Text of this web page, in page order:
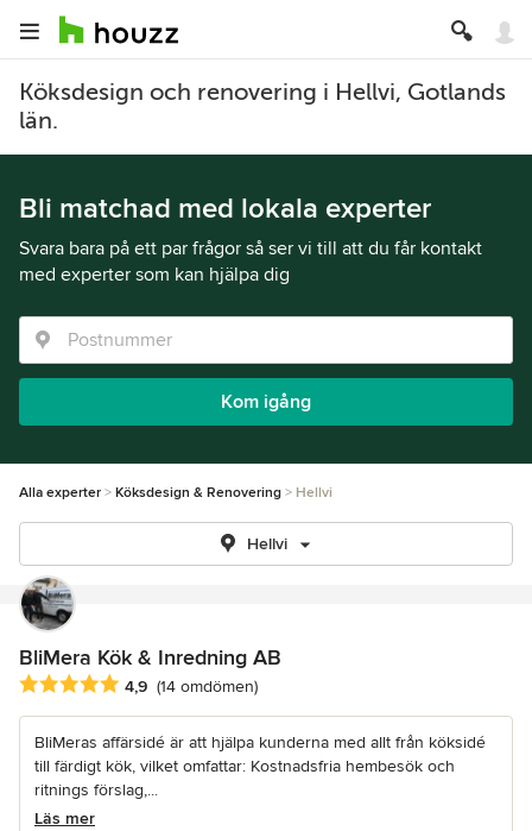
Köksdesign och renovering i Hellvi, Gotlands
län.
Bli matchad med lokala experter
Svara bara på ett par frågor så ser vi till att du får kontakt
med experter som kan hjälpa dig
Kom igång
Alla experter Köksdesign & Renovering Hellvi
Hellvi
BliMera Kök & Inredning AB
Genomsnittligt omdöme: 4.9 av 5 stjärnor
4,9 (14 omdömen)
BliMeras affärsidé är att hjälpa kunderna med allt från köksidé
till färdigt kök, vilket omfattar: Kostnadsfria hembesök och
ritnings förslag,...
Läs mer